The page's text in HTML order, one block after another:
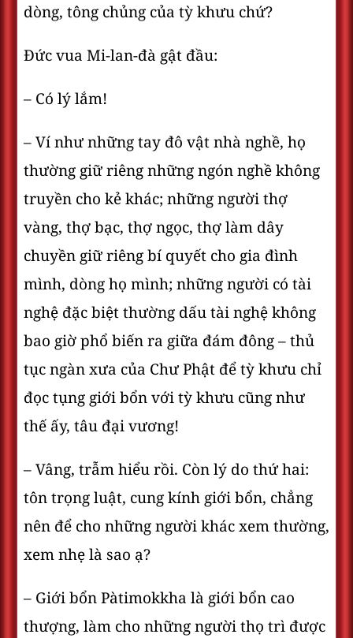
dòng, tông chủng của tỳ khưu chứ?
Đức vua Mi-lan-đà gật đầu:
– Có lý lắm!
– Ví như những tay đô vật nhà nghề, họ
thường giữ riêng những ngón nghề không
truyền cho kẻ khác; những người thợ
vàng, thợ bạc, thợ ngọc, thợ làm dây
chuyền giữ riêng bí quyết cho gia đình
mình, dòng họ mình; những người có tài
nghệ đặc biệt thường dấu tài nghệ không
bao giờ phổ biến ra giữa đám đông – thủ
tục ngàn xưa của Chư Phật để tỳ khưu chỉ
đọc tụng giới bổn với tỳ khưu cũng như
thế ấy, tâu đại vương!
– Vâng, trẫm hiểu rồi. Còn lý do thứ hai:
tôn trọng luật, cung kính giới bổn, chẳng
nên để cho những người khác xem thường,
xem nhẹ là sao ạ?
– Giới bổn Pàtimokkha là giới bổn cao
thượng, làm cho những người thọ trì được